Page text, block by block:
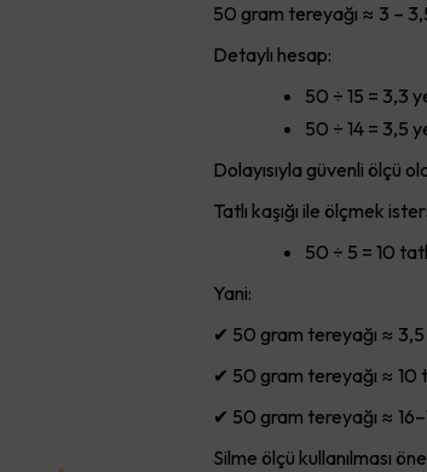
50 gram tereyağı ≈ 3 –
Detaylı hesap:
50 ÷ 15 = 3,3
50 ÷ 14 = 3,5
Dolayısıyla güvenli ölçü
Tatlı kaşığı ile ölçmek
50 ÷ 5 = 10
Yani:
✔ 50 gram tereyağı ≈ 3,5
✔ 50 gram tereyağı ≈ 10
✔ 50 gram tereyağı ≈
Silme ölçü kullanılması